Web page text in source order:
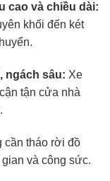
cao và chiều dài:
khối đến két
ngách sâu: Xe
tận cửa nhà
cần tháo rời đồ
và công sức.